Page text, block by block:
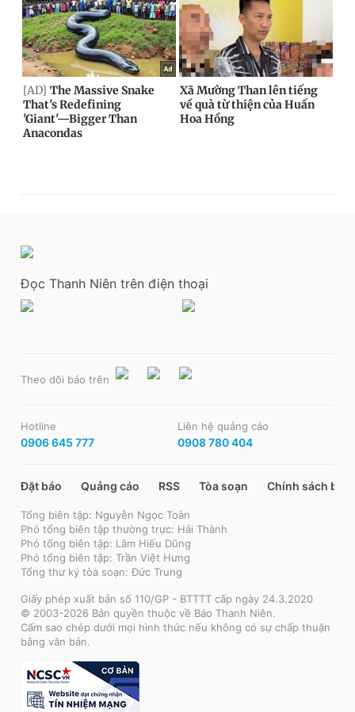
Đọc Thanh Niên trên điện thoại
Theo dõi báo trên
Hotline
0906 645 777
Liên hệ quảng cáo
0908 780 404
Đặt báo Quảng cáo RSS Tòa soạn Chính sách bảo
Tổng biên tập: Nguyễn Ngọc Toàn
Phó tổng biên tập thường trực: Hải Thành
Phó tổng biên tập: Lâm Hiếu Dũng
Phó tổng biên tập: Trần Việt Hưng
Tổng thư ký tòa soạn: Đức Trung
Giấy phép xuất bản số 110/GP - BTTTT cấp ngày 24.3.2020
© 2003-2026 Bản quyền thuộc về Báo Thanh Niên.
Cấm sao chép dưới mọi hình thức nếu không có sự chấp thuận
bằng văn bản.